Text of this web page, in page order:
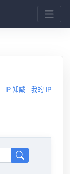
IP 知識 我的 IP